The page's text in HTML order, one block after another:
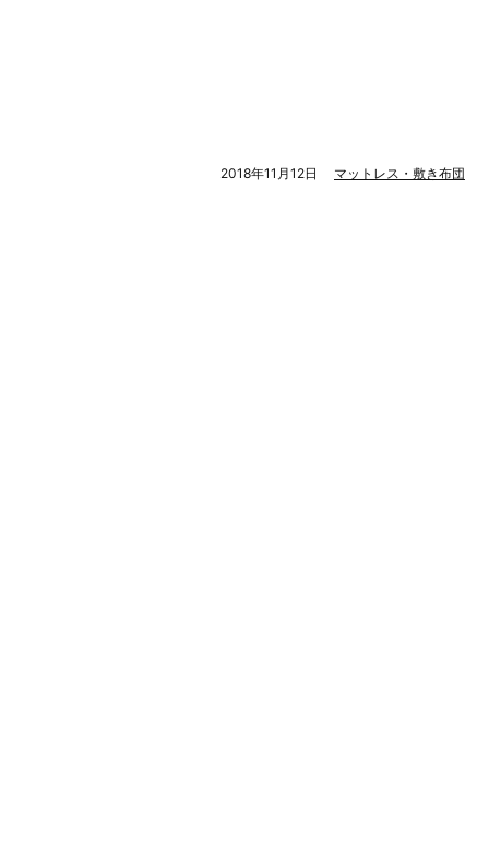
2018年11月12日 マットレス・敷き布団